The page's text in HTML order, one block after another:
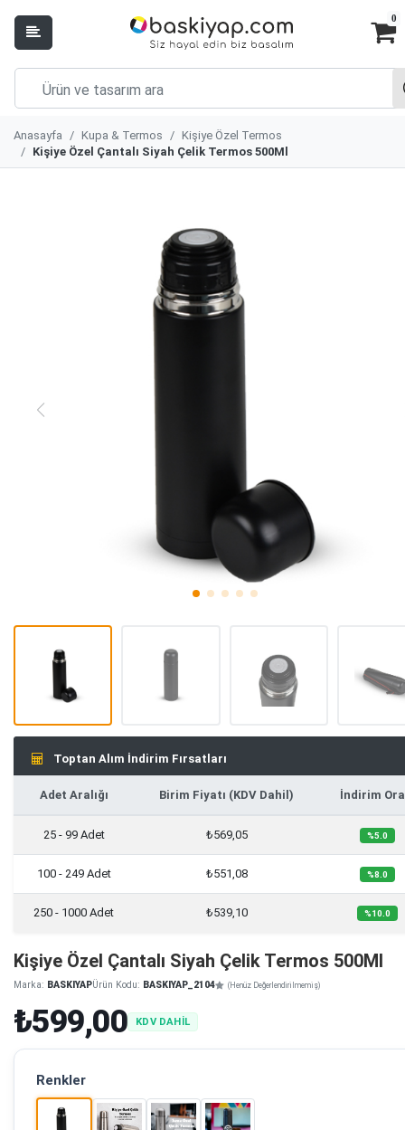
0
Anasayfa Kupa & Termos
Kişiye Özel Termos
Kişiye Özel Çantalı Siyah Çelik Termos 500Ml
Toptan Alım İndirim Fırsatları
Adet Aralığı Birim Fiyatı (KDV Dahil) İndirim
25 - 99 Adet ₺569,05 %5.0
100 - 249 Adet ₺551,08 %8.0
250 - 1000 Adet ₺539,10 %10.0
Kişiye Özel Çantalı Siyah Çelik Termos 500Ml
Marka: BASKIYAPÜrün Kodu: BASKIYAP_2104 (Henüz Değerlendirilmemiş)
₺599,00 KDV DAHİL
Renkler